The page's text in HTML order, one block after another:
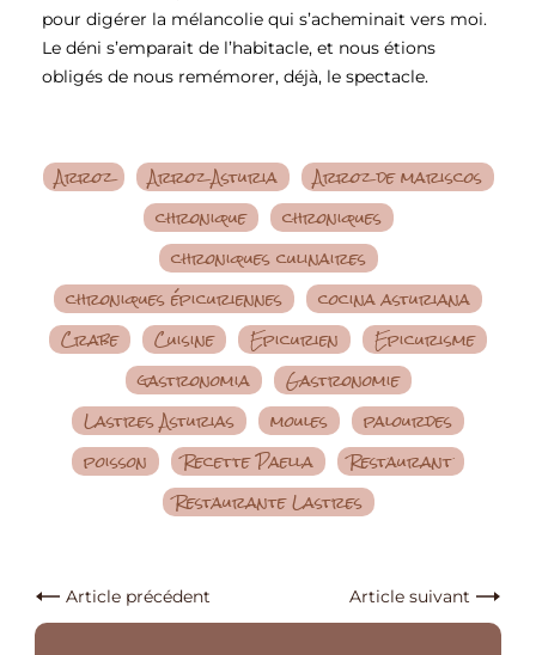
pour digérer la mélancolie qui s’acheminait vers moi.
Le déni s’emparait de l’habitacle, et nous étions
obligés de nous remémorer, déjà, le spectacle.
Arroz Arroz Asturia
Arroz de mariscos
chronique
chroniques
chroniques culinaires
chroniques épicuriennes
cocina asturiana
Crabe
Cuisine Epicurien
Epicurisme
gastronomia
Gastronomie
Lastres Asturias
moules
palourdes
poisson
Recette Paella
Restaurant
Restaurante Lastres
Article précédent Article suivant